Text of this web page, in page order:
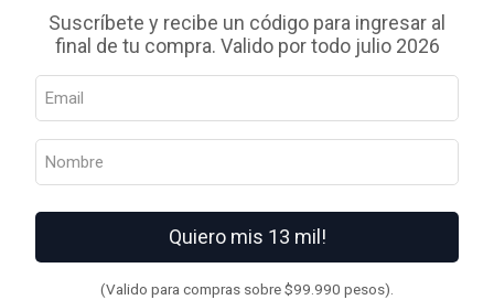
Suscríbete y recibe un código para ingresar al
final de tu compra. Valido por todo julio 2026
Quiero mis 13 mil!
(Valido para compras sobre $99.990 pesos).